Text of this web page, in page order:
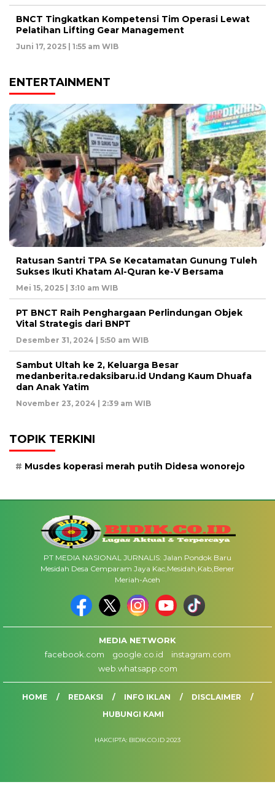
BNCT Tingkatkan Kompetensi Tim Operasi Lewat
Pelatihan Lifting Gear Management
Juni 17, 2025 | 1:55 am WIB
ENTERTAINMENT
Ratusan Santri TPA Se Kecatamatan Gunung Tuleh
Sukses Ikuti Khatam Al-Quran ke-V Bersama
Mei 15, 2025 | 3:10 am WIB
PT BNCT Raih Penghargaan Perlindungan Objek
Vital Strategis dari BNPT
Desember 31, 2024 | 5:50 am WIB
Sambut Ultah ke 2, Keluarga Besar
medanberita.redaksibaru.id Undang Kaum Dhuafa
dan Anak Yatim
November 23, 2024 | 2:39 am WIB
TOPIK TERKINI
Musdes koperasi merah putih Didesa wonorejo
PT MEDIA NASIONAL JURNALIS: Jalan Pondok Baru
Mesidah Desa Cemparam Jaya Kac,Mesidah,Kab,Bener
Meriah-Aceh
MEDIA NETWORK
facebook.com
google.co.id
instagram.com
web.whatsapp.com
HOME REDAKSI INFO IKLAN
DISCLAIMER
HUBUNGI KAMI
HAKCIPTA: BIDIK.CO.ID 2023